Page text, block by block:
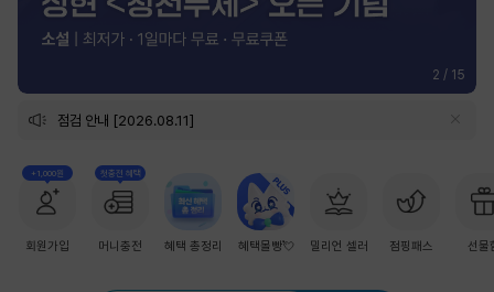
2 / 15
점검 안내 [2026.08.11]
+1,000원
회원가입
첫충전 혜택
머니충전 혜택 총정리 혜택몰빵💘 밀리언 셀러 점핑패스 선물